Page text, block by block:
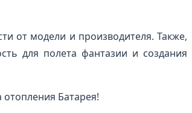
от модели и производителя. Также,
для полета фантазии и создания
Батарея!